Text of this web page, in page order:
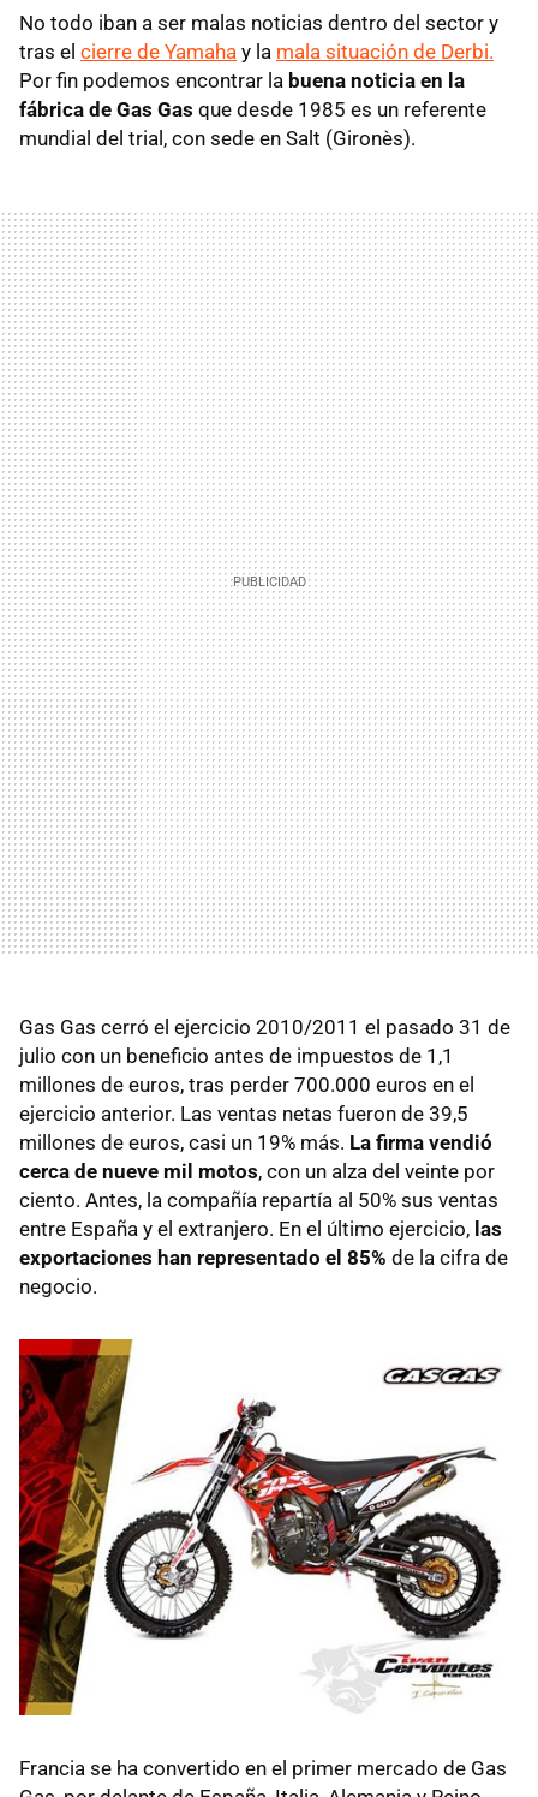
No todo iban a ser malas noticias dentro del sector y
tras el cierre de Yamaha y la mala situación de Derbi.
Por fin podemos encontrar la buena noticia en la
fábrica de Gas Gas que desde 1985 es un referente
mundial del trial, con sede en Salt (Gironès).
Gas Gas cerró el ejercicio 2010/2011 el pasado 31 de
julio con un beneficio antes de impuestos de 1,1
millones de euros, tras perder 700.000 euros en el
ejercicio anterior. Las ventas netas fueron de 39,5
millones de euros, casi un 19% más. La firma vendió
cerca de nueve mil motos, con un alza del veinte por
ciento. Antes, la compañía repartía al 50% sus ventas
entre España y el extranjero. En el último ejercicio, las
exportaciones han representado el 85% de la cifra de
negocio.
Francia se ha convertido en el primer mercado de Gas